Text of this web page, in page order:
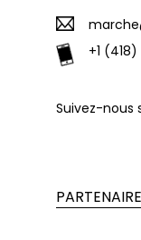
+1
Suivez-nous